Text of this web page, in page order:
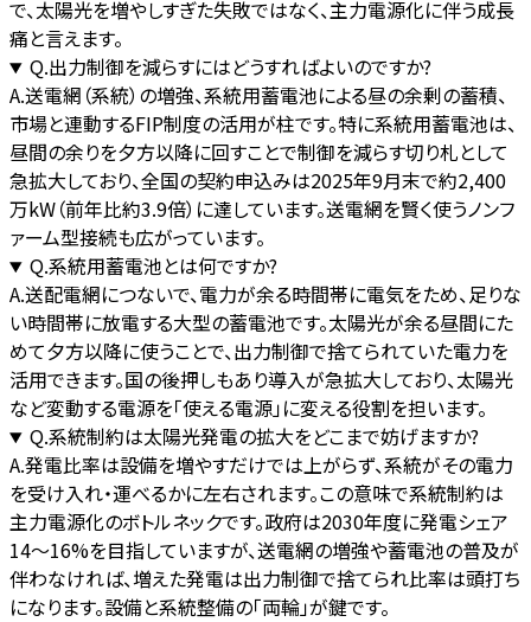
で、太陽光を増やしすぎた失敗ではなく、主力電源化に伴う成長
痛と言えます。
Q.出力制御を減らすにはどうすればよいのですか?
A.送電網（系統）の増強、系統用蓄電池による昼の余剰の蓄積、
市場と連動するFIP制度の活用が柱です。特に系統用蓄電池は、
昼間の余りを夕方以降に回すことで制御を減らす切り札として
急拡大しており、全国の契約申込みは2025年9月末で約2,400
万kW（前年比約3.9倍）に達しています。送電網を賢く使うノンフ
ァーム型接続も広がっています。
Q.系統用蓄電池とは何ですか?
A.送配電網につないで、電力が余る時間帯に電気をため、足りな
い時間帯に放電する大型の蓄電池です。太陽光が余る昼間にた
めて夕方以降に使うことで、出力制御で捨てられていた電力を
活用できます。国の後押しもあり導入が急拡大しており、太陽光
など変動する電源を「使える電源」に変える役割を担います。
Q.系統制約は太陽光発電の拡大をどこまで妨げますか?
A.発電比率は設備を増やすだけでは上がらず、系統がその電力
を受け入れ・運べるかに左右されます。この意味で系統制約は
主力電源化のボトルネックです。政府は2030年度に発電シェア
14〜16%を目指していますが、送電網の増強や蓄電池の普及が
伴わなければ、増えた発電は出力制御で捨てられ比率は頭打ち
になります。設備と系統整備の「両輪」が鍵です。